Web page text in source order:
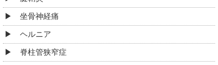
坐骨神経痛
ヘルニア
脊柱管狭窄症